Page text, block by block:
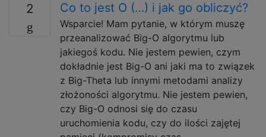
2 Co to jest O (…) i jak go obliczyć?
Wsparcie! Mam pytanie, w którym muszę
przeanalizować Big-O algorytmu lub
jakiegoś kodu. Nie jestem pewien, czym
dokładnie jest Big-O ani jaki ma to związek
z Big-Theta lub innymi metodami analizy
złożoności algorytmu. Nie jestem pewien,
czy Big-O odnosi się do czasu
uruchomienia kodu, czy do ilości zajętej